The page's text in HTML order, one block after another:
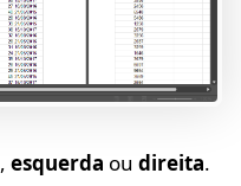
, esquerda ou direita.